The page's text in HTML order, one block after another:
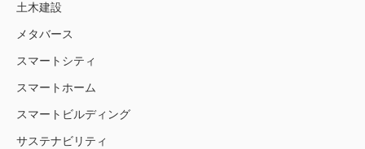
土木建設
メタバース
スマートシティ
スマートホーム
スマートビルディング
サステナビリティ